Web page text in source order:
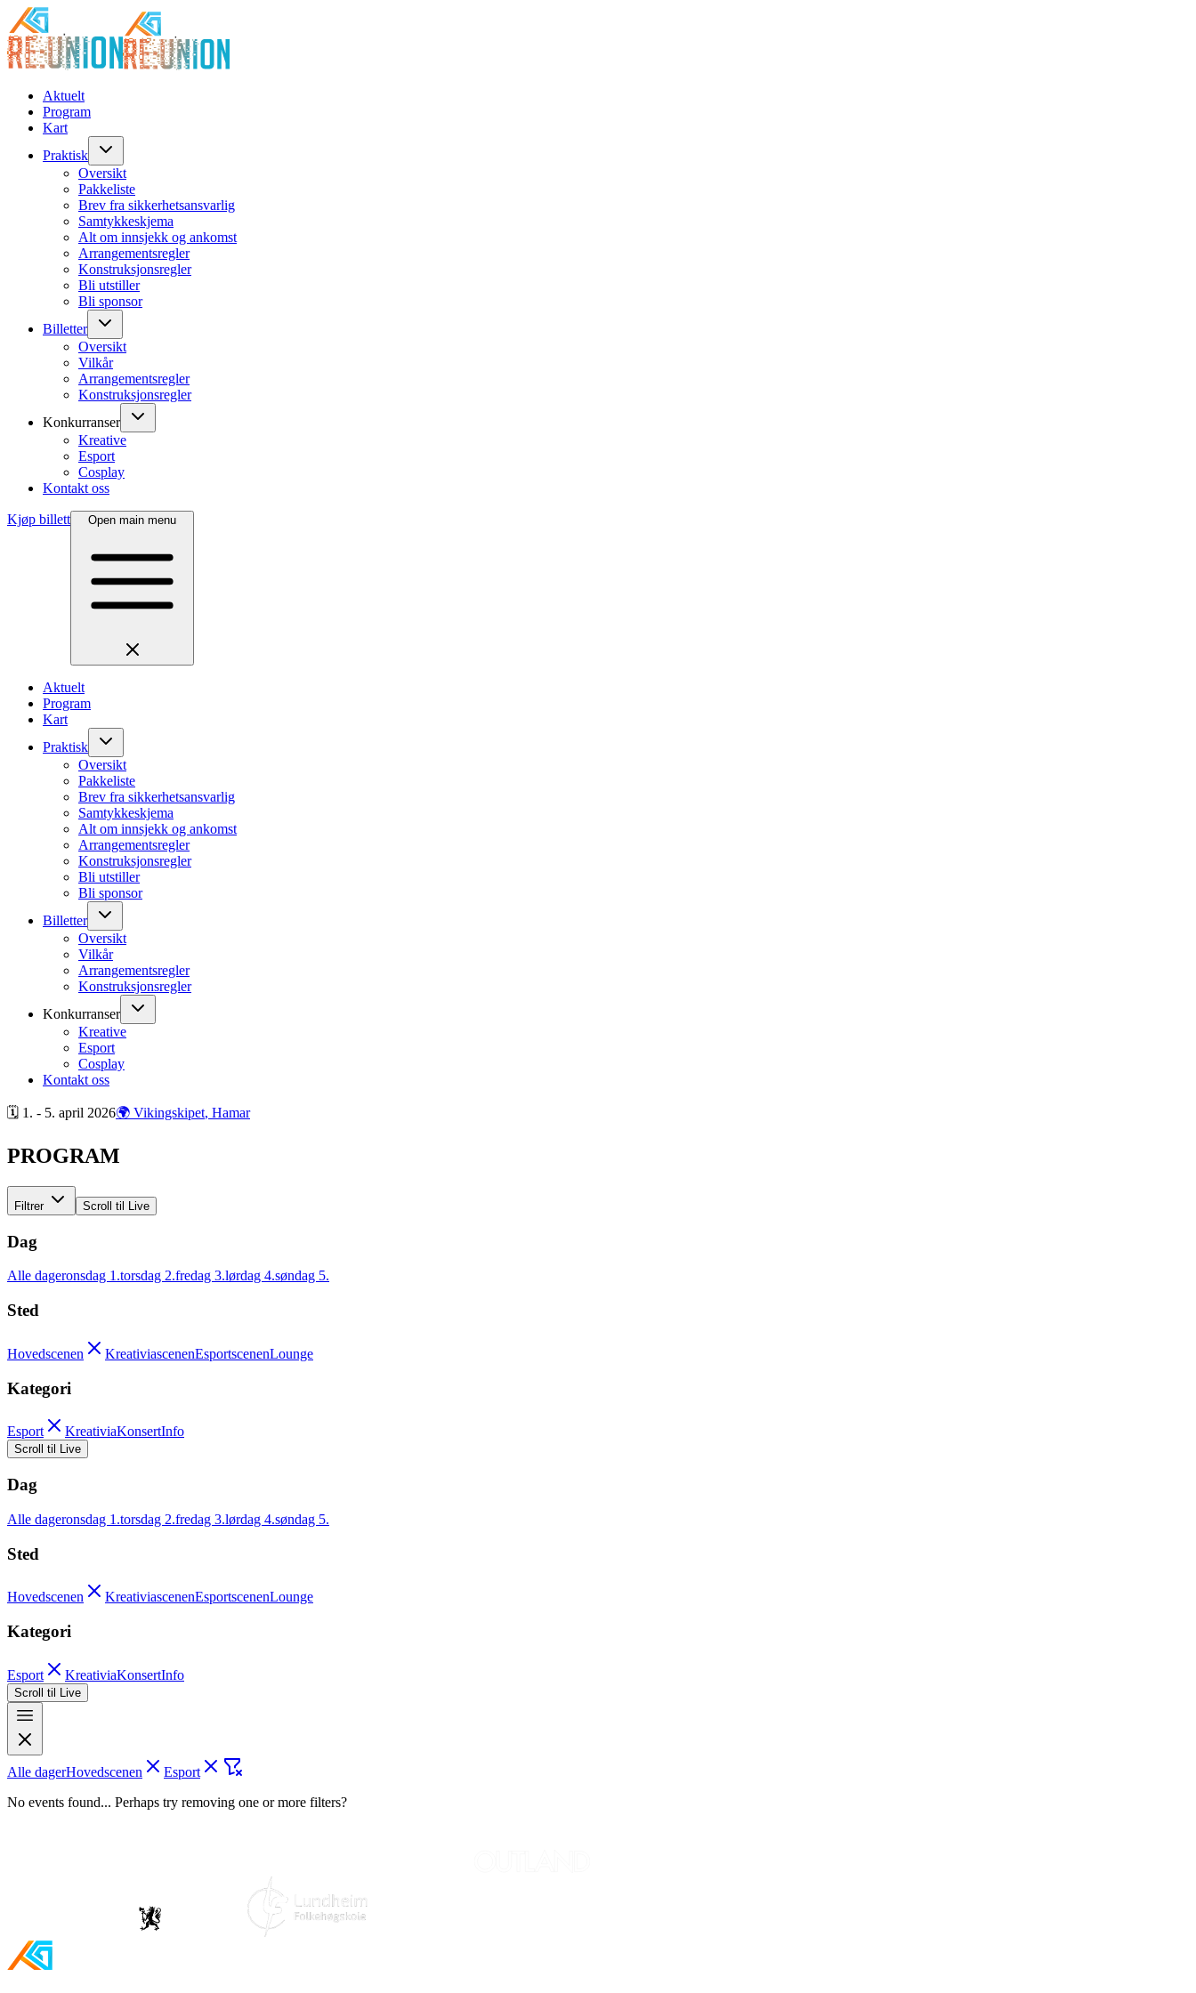
Aktuelt
Program
Kart
Praktisk
Oversikt
Pakkeliste
Brev fra sikkerhetsansvarlig
Samtykkeskjema
Alt om innsjekk og ankomst
Arrangementsregler
Konstruksjonsregler
Bli utstiller
Bli sponsor
Billetter
Oversikt
Vilkår
Arrangementsregler
Konstruksjonsregler
Konkurranser
Kreative
Esport
Cosplay
Kontakt oss
Kjøp billett Open main menu
Aktuelt
Program
Kart
Praktisk
Oversikt
Pakkeliste
Brev fra sikkerhetsansvarlig
Samtykkeskjema
Alt om innsjekk og ankomst
Arrangementsregler
Konstruksjonsregler
Bli utstiller
Bli sponsor
Billetter
Oversikt
Vilkår
Arrangementsregler
Konstruksjonsregler
Konkurranser
Kreative
Esport
Cosplay
Kontakt oss
🗓 1. - 5. april 2026🌍 Vikingskipet, Hamar
PROGRAM
Filtrer Scroll til Live
Dag
Alle dageronsdag 1.torsdag 2.fredag 3.lørdag 4.søndag 5.
Sted
Hovedscenen KreativiascenenEsportscenenLounge
Kategori
Esport KreativiaKonsertInfo
Scroll til Live
Dag
Alle dageronsdag 1.torsdag 2.fredag 3.lørdag 4.søndag 5.
Sted
Hovedscenen KreativiascenenEsportscenenLounge
Kategori
Esport KreativiaKonsertInfo
Scroll til Live
Alle dagerHovedscenen
Esport
No events found... Perhaps try removing one or more filters?